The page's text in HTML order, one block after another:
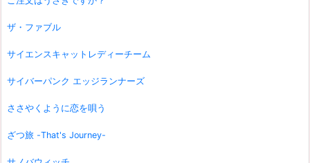
ザ・ファブル
サイエンスキャットレディーチーム
サイバーパンク エッジランナーズ
ささやくように恋を唄う
ざつ旅 -That's Journey-